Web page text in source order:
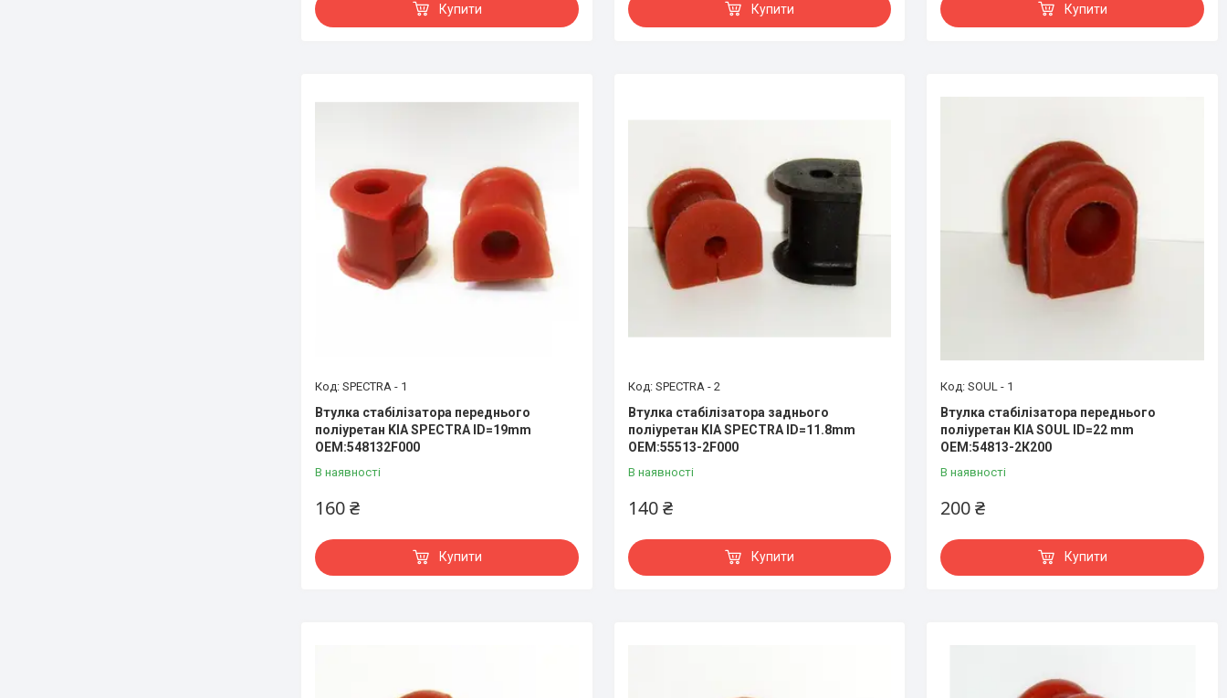
Купити Купити Купити
SPECTRA - 1
Втулка стабілізатора переднього
поліуретан KIA SPECTRA ID=19mm
OEM:548132F000
В наявності
160 ₴
Купити
SPECTRA - 2
Втулка стабілізатора заднього
поліуретан KIA SPECTRA ID=11.8mm
OEM:55513-2F000
В наявності
140 ₴
Купити
SOUL - 1
Втулка стабілізатора переднього
поліуретан KIA SOUL ID=22 mm
OEM:54813-2К200
В наявності
200 ₴
Купити